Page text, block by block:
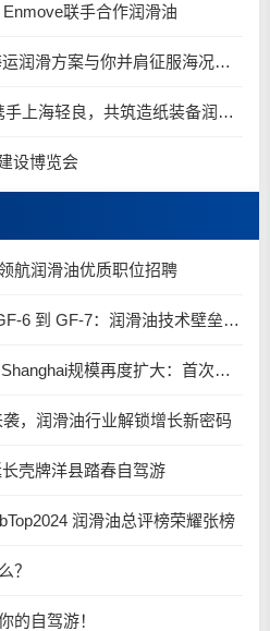
联手合作润滑油
更长换油周期 | 统一船舶海运润滑方案与你并肩征服海况运维考验
强强联手｜马石油润滑油携手上海轻良，共筑造纸装备润滑新生态
设博览会
航润滑油优质职位招聘
2、从 API SP 到 SQ，从 GF-6 到 GF-7：润滑油技术壁垒再升高，你准备好了吗？
3、2025年Automechanika Shanghai规模再度扩大：首次启用国家会展中心（上海）全部15个展馆
，润滑油行业解锁增长新密码​
壳牌洋县踏春自驾游
润滑油总评榜荣耀张榜
？
的自驾游！